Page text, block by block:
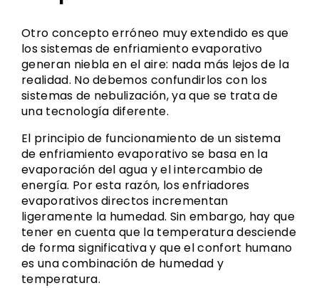
Otro concepto erróneo muy extendido es que
los sistemas de enfriamiento evaporativo
generan niebla en el aire: nada más lejos de la
realidad. No debemos confundirlos con los
sistemas de nebulización, ya que se trata de
una tecnología diferente.
El principio de funcionamiento de un sistema
de enfriamiento evaporativo se basa en la
evaporación del agua y el intercambio de
energía. Por esta razón, los enfriadores
evaporativos directos incrementan
ligeramente la humedad. Sin embargo, hay que
tener en cuenta que la temperatura desciende
de forma significativa y que el confort humano
es una combinación de humedad y
temperatura.